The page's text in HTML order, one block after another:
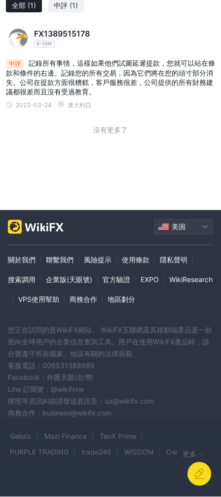
全部 (1) 中評 (1)
FX1389515178
6-10年
中評
記錄所有事情，這樣如果他們試圖延遲提款，您就可以站在條
款和條件的右邊。記錄您的所有交易，因為它們將在您的頭寸部分消
失。公司在提款方面很糟糕，客戶服務很差，公司提供的所有財務建
議都很差而且沒有受過教育。
2023-03-24 澳大利亞
沒有更多了
美国
關於我們 聯繫我們 風險提示 使用條款 隱私聲明
搜索調用 企業版(天眼號) 官方驗證 EXPO WikiResearch
VPS使用幫助 商務合作 地區劃分
您正在訪問的是WikiFX網站。 WikiFX互聯網及其移動端產品是一款
面向全球用戶的企業信息查詢工具。用戶在使用WikiFX產品時，請
自覺遵守所在國家、地區有關的法律規範。
客服電話：006531388986
Facebook：外匯天眼(台灣)
Line 訂閱號：@wikifxtw
牌照等資訊糾錯請發送資訊至：qa@wikifx.com
商務合作：business@wikifx.com
Galidix Mazi Finance
TenX Prime
PURPLE TRADING
trade245 WISDOM
OwlFX更多